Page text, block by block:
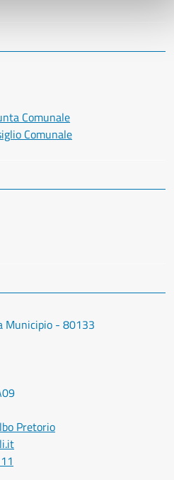
Comunale
Comunale
Municipio - 80133
Pretorio